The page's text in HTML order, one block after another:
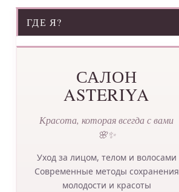
ГДЕ Я?
САЛОН
ASTERIYA
Красота, которая всегда с вами
🌸✨
Уход за лицом, телом и волосами
Современные методы сохранения
молодости и красоты